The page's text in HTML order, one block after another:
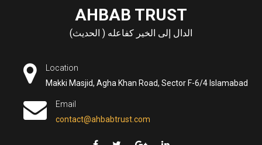
AHBAB TRUST
الدال إلى الخير كفاعله ( الحديث)
Location
Makki Masjid, Agha Khan Road, Sector F-6/4 Islamabad
Email
contact@ahbabtrust.com